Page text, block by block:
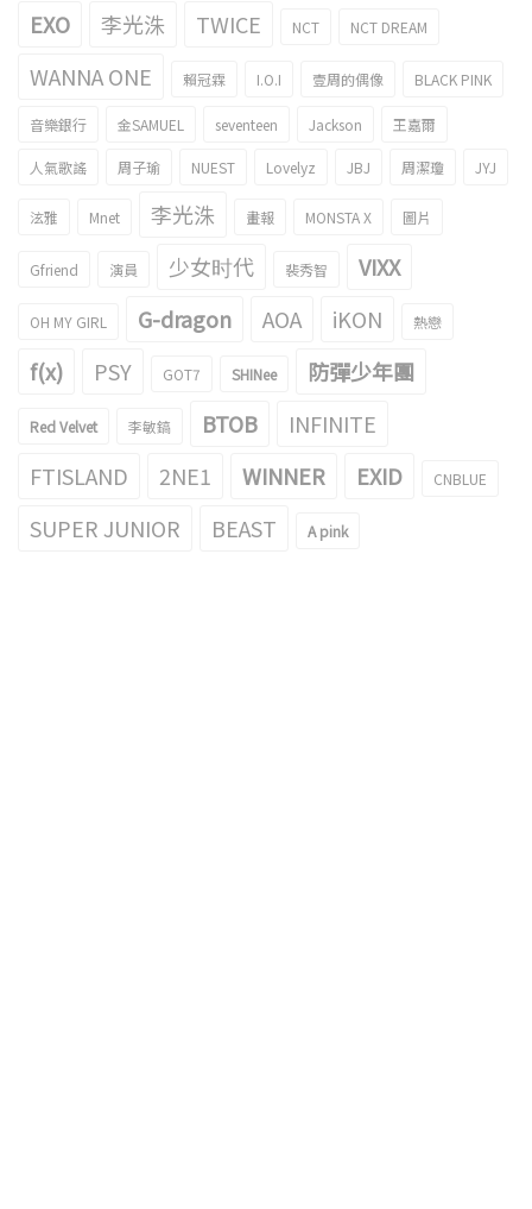
EXO 李光洙 TWICE NCT NCT DREAM
WANNA ONE 賴冠霖 I.O.I 壹周的偶像 BLACK PINK
音樂銀行 金SAMUEL seventeen Jackson 王嘉爾
人氣歌謠 周子瑜 NUEST Lovelyz JBJ 周潔瓊 JYJ
泫雅 Mnet 李光洙 畫報 MONSTA X 圖片
Gfriend 演員 少女时代 裴秀智 VIXX
OH MY GIRL G-dragon AOA iKON 熱戀
f(x) PSY GOT7 SHINee 防彈少年團
Red Velvet 李敏鎬 BTOB
INFINITE
FTISLAND
2NE1 WINNER EXID CNBLUE
SUPER JUNIOR BEAST A pink